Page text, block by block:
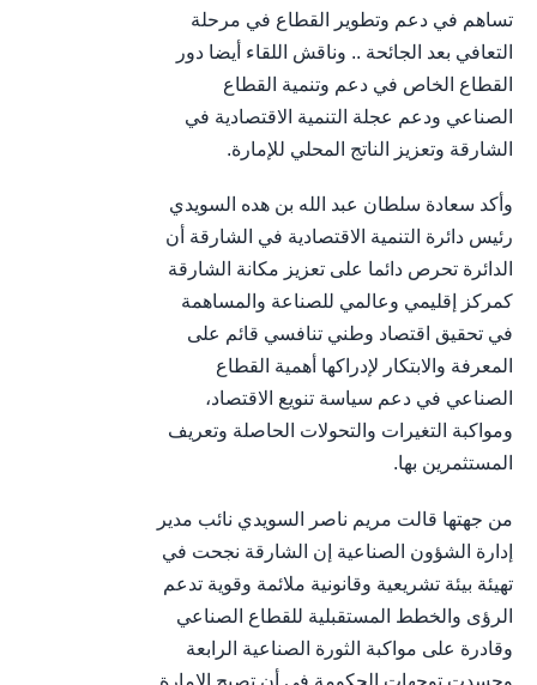
تساهم في دعم وتطوير القطاع في مرحلة
التعافي بعد الجائحة .. وناقش اللقاء أيضا دور
القطاع الخاص في دعم وتنمية القطاع
الصناعي ودعم عجلة التنمية الاقتصادية في
الشارقة وتعزيز الناتج المحلي للإمارة.
وأكد سعادة سلطان عبد الله بن هده السويدي
رئيس دائرة التنمية الاقتصادية في الشارقة أن
الدائرة تحرص دائما على تعزيز مكانة الشارقة
كمركز إقليمي وعالمي للصناعة والمساهمة
في تحقيق اقتصاد وطني تنافسي قائم على
المعرفة والابتكار لإدراكها أهمية القطاع
الصناعي في دعم سياسة تنويع الاقتصاد،
ومواكبة التغيرات والتحولات الحاصلة وتعريف
المستثمرين بها.
من جهتها قالت مريم ناصر السويدي نائب مدير
إدارة الشؤون الصناعية إن الشارقة نجحت في
تهيئة بيئة تشريعية وقانونية ملائمة وقوية تدعم
الرؤى والخطط المستقبلية للقطاع الصناعي
وقادرة على مواكبة الثورة الصناعية الرابعة
وجسدت توجهات الحكومة في أن تصبح الإمارة